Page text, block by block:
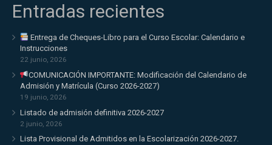
Entradas recientes
Entrega de Cheques-Libro para el Curso Escolar: Calendario e
Instrucciones
22 junio, 2026
COMUNICACIÓN IMPORTANTE: Modificación del Calendario de
Admisión y Matrícula (Curso 2026-2027)
19 junio, 2026
Listado de admisión definitiva 2026-2027
2 junio, 2026
Lista Provisional de Admitidos en la Escolarización 2026-2027.